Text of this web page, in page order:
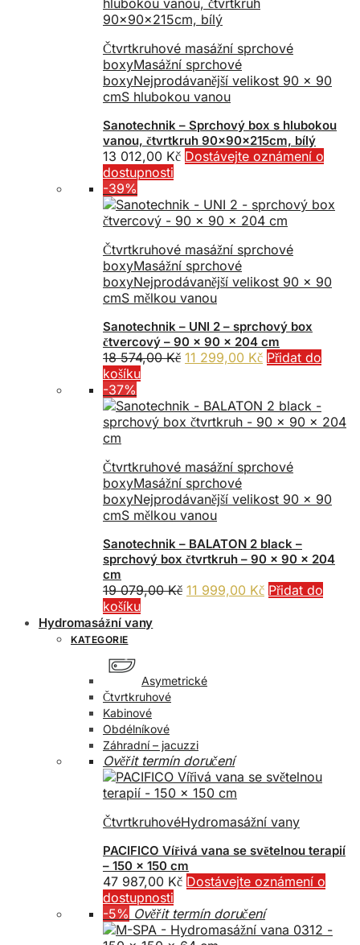
Čtvrtkruhové masážní sprchové
boxyMasážní sprchové
boxyNejprodávanější velikost 90 x 90
cmS hlubokou vanou
Sanotechnik – Sprchový box s hlubokou
vanou, čtvrtkruh 90x90x215cm, bílý
13 012,00 Kč Dostávejte oznámení o
dostupnosti
-39%
Čtvrtkruhové masážní sprchové
boxyMasážní sprchové
boxyNejprodávanější velikost 90 x 90
cmS mělkou vanou
Sanotechnik – UNI 2 – sprchový box
čtvercový – 90 x 90 x 204 cm
18 574,00Kč Původní
18
574,00 Kč.
11 299,00 KčAktuální
11
299,00 Kč.
Přidat do
košíku
-37%
Čtvrtkruhové masážní sprchové
boxyMasážní sprchové
boxyNejprodávanější velikost 90 x 90
cmS mělkou vanou
Sanotechnik – BALATON 2 black –
sprchový box čtvrtkruh – 90 x 90 x 204
cm
19 079,00Kč Původní
11 999,00 KčAktuální
Přidat do
košíku
Hydromasážní vany
KATEGORIE
Asymetrické
Čtvrtkruhové
Kabinové
Obdélníkové
Záhradní – jacuzzi
Ověřit termín doručení
ČtvrtkruhovéHydromasážní vany
PACIFICO Vířivá vana se světelnou terapií
– 150 x 150 cm
47 987,00 Kč Dostávejte oznámení o
dostupnosti
-5% Ověřit termín doručení